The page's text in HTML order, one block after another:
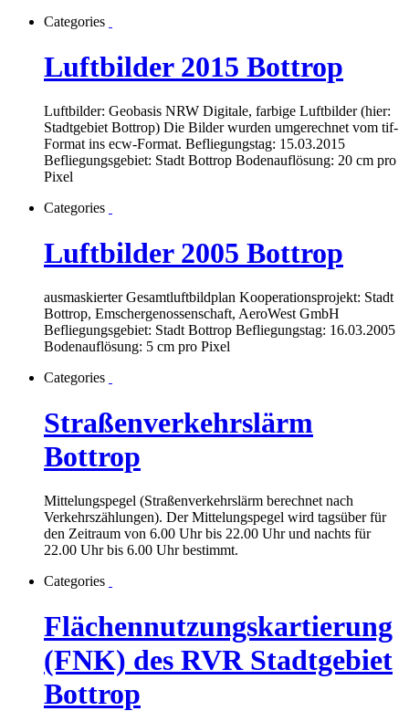
Categories
Luftbilder 2015 Bottrop
Luftbilder: Geobasis NRW Digitale, farbige Luftbilder (hier:
Stadtgebiet Bottrop) Die Bilder wurden umgerechnet vom tif-
Format ins ecw-Format. Befliegungstag: 15.03.2015
Befliegungsgebiet: Stadt Bottrop Bodenauflösung: 20 cm pro
Pixel
Categories
Luftbilder 2005 Bottrop
ausmaskierter Gesamtluftbildplan Kooperationsprojekt: Stadt
Bottrop, Emschergenossenschaft, AeroWest GmbH
Befliegungsgebiet: Stadt Bottrop Befliegungstag: 16.03.2005
Bodenauflösung: 5 cm pro Pixel
Categories
Straßenverkehrslärm
Bottrop
Mittelungspegel (Straßenverkehrslärm berechnet nach
Verkehrszählungen). Der Mittelungspegel wird tagsüber für
den Zeitraum von 6.00 Uhr bis 22.00 Uhr und nachts für
22.00 Uhr bis 6.00 Uhr bestimmt.
Categories
Flächennutzungskartierung
(FNK) des RVR Stadtgebiet
Bottrop